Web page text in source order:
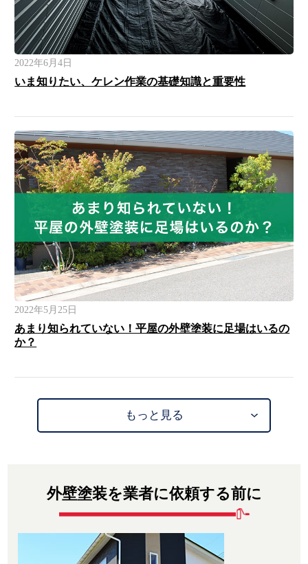
2022年6月4日
いま知りたい、ケレン作業の基礎知識と重要性
2022年5月25日
あまり知られていない！平屋の外壁塗装に足場はいるの
か？
もっと見る
外壁塗装を業者に依頼する前に